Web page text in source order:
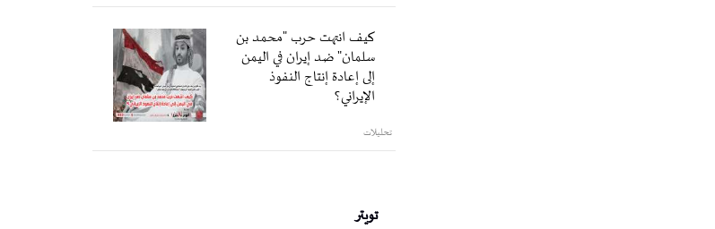
كيف انتهت حرب "محمد بن
سلمان" ضد إيران في اليمن
إلى إعادة إنتاج النفوذ
الإيراني؟
تحليلات
تويتر